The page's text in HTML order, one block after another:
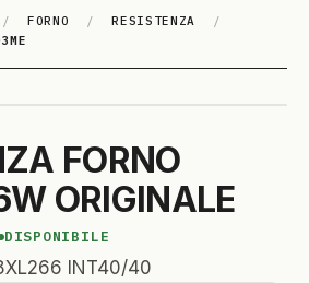
/ FORNO / RESISTENZA
/
FORNO
ORIGINALE
DISPONIBILE
INT40/40